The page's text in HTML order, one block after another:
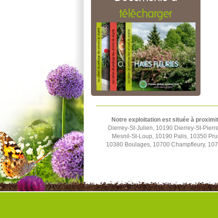
télécharger
Notre exploitation est située à
Dierrey-St-Julien, 10190 Dierrey-St-
Mesnil-St-Loup, 10190 Palis, 10350
10380 Boulages, 10700 Champfleury,